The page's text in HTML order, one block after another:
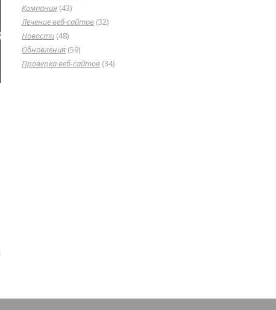
Компания (43)
Лечение веб-сайтов (32)
Новости (48)
Обновления (59)
Проверка веб-сайтов (34)